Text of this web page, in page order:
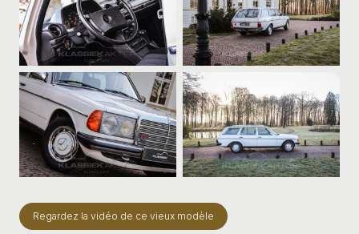
Regardez la vidéo de ce vieux modèle